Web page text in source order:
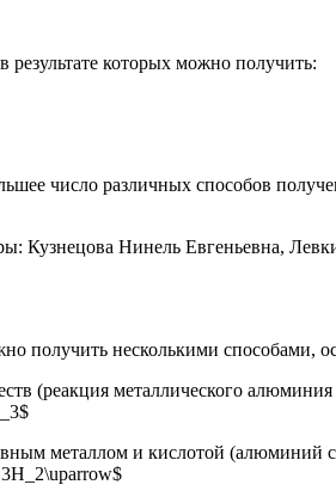
которых можно получить:
число различных способов
получить несколькими способами,
(реакция металлического
металлом и кислотой (алюминий